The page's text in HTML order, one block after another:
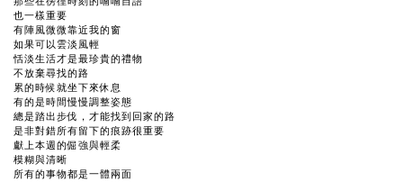
也一樣重要
有陣風微微靠近我的窗
如果可以雲淡風輕
恬淡生活才是最珍貴的禮物
不放棄尋找的路
累的時候就坐下來休息
有的是時間慢慢調整姿態
總是踏出步伐，才能找到回家的路
是非對錯所有留下的痕跡很重要
獻上本週的倔強與輕柔
模糊與清晰
所有的事物都是一體兩面